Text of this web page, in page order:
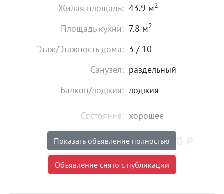
Жилая площадь: 43.9 м2
Площадь кухни: 7.8 м2
Этаж/Этажность дома: 3 / 10
Санузел: раздельный
Балкон/лоджия: лоджия
Состояние: хорошее
Цена: 7 180 000
Объявление снято с публикации
Показать объявление полностью
Объявление снято с публикации